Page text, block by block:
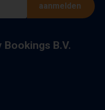
aanmelden
B.V.